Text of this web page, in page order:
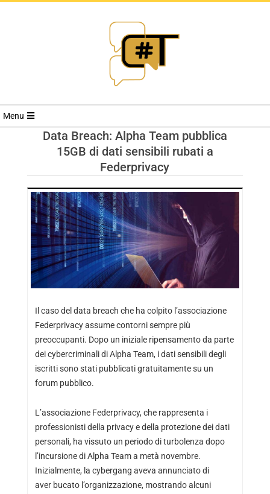
RIVISTA
TRENDS
Menu
Data Breach: Alpha Team pubblica
15GB di dati sensibili rubati a
Federprivacy
Il caso del data breach che ha colpito l’associazione
Federprivacy assume contorni sempre più
preoccupanti. Dopo un iniziale ripensamento da parte
dei cybercriminali di Alpha Team, i dati sensibili degli
iscritti sono stati pubblicati gratuitamente su un
forum pubblico.
L’associazione Federprivacy, che rappresenta i
professionisti della privacy e della protezione dei dati
personali, ha vissuto un periodo di turbolenza dopo
l’incursione di Alpha Team a metà novembre.
Inizialmente, la cybergang aveva annunciato di
aver bucato l’organizzazione, mostrando alcuni